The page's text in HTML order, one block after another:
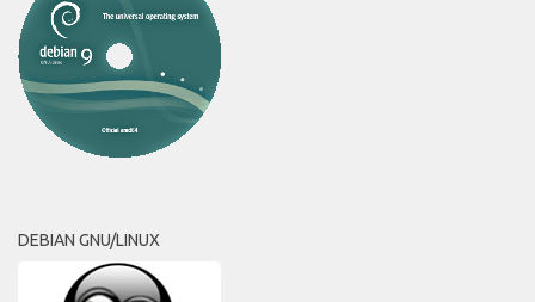
DEBIAN GNU/LINUX